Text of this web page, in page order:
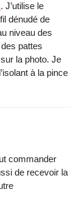
. J’utilise le
dénudé de
niveau des
pattes
la photo. Je
à la pince
commander
de recevoir la